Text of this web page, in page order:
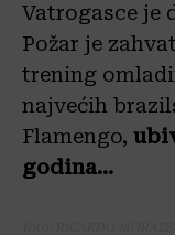
Vatrogasce je
Požar je
trening
najvećih
Flamengo,
godina…